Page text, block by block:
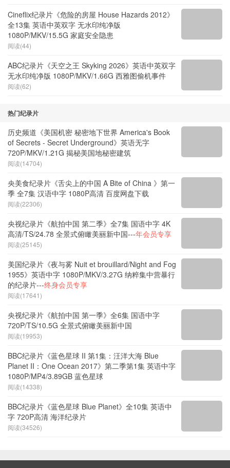
Cineflix纪录片《危险的房屋 House Hazards 2012》
全13集 英语中英双字 无水印纯净版
1080P/MKV/15.5G 家庭安全隐患
阅读(44)
ABC纪录片《天空之王 Skyking 2026》英语中英双字
无水印纯净版 1080P/MKV/1.66G 西雅图偷机事件
阅读(62)
热门纪录片
历史频道《美国机密 秘密地下世界 America's Book
of Secrets - Secret Underground》英语无字
720P/MKV/1.21G 揭秘美国地秘密建筑
阅读(14704)
央美食纪录片《舌尖上的中国 A Bite of China 》第一
季 全7集 汉语中字 1080P高清 百度网盘下载
阅读(22306)
央视纪录片《航拍中国 第二季》全7集 国语中字 4K
高清/TS/24.78 全景式俯瞰美丽新中国---年会员专享
阅读(25145)
美国纪录片《夜与雾 Nuit et brouillard/Night and Fog
1955》英语中字 1080P/MKV/3.27G 纳粹集中营暴行
的纪录片---终身会员专享
阅读(17641)
央视纪录片《航拍中国 第一季》全6集 国语中字
720P/TS/10.5G 全景式俯瞰美丽新中国
阅读(19953)
BBC纪录片《蓝色星球 II 第1集：汪洋大海 Blue
Planet II：One Ocean 2017》第二季第1集 英语中字
1080P/MP4/3.89GB 蓝色星球
阅读(14338)
BBC纪录片《蓝色星球 Blue Planet》全10集 英语中
字 720P高清 海洋纪录片
阅读(34526)